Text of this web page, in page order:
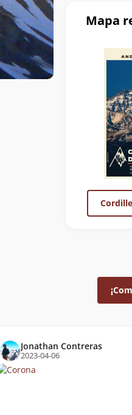
Mapa
Jonathan Contreras
2023-04-06